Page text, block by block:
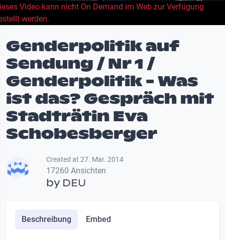
Video kann nicht On Demand im Web zur Verfügung
werden.
Genderpolitik auf
Sendung / Nr 1 /
Genderpolitik - Was
ist das? Gespräch mit
Stadträtin Eva
Schobesberger
Created at 27. Mar. 2014
17260 Ansichten
by DEU
Beschreibung Embed